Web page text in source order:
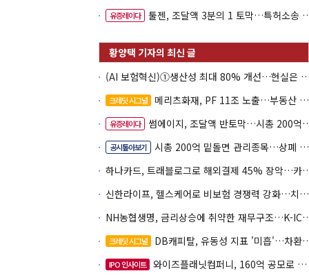
유증레이다 툴젠, 조달액 3분의 1 토막…특허소송 비용부터 챙긴다
(AI 보험혁신)①생산성 최대 80%
크레딧 시그널 메리츠화재, PF 11조 노출…부동산 사업성 저하 우려
유증레이다 썸에이지, 조달액 반토막…시총 200억 못 넘으면 철회
공시톺아보기
시총 200억 밑돌면 관리종목…상폐 피하려면
하나카드, 트래블로그로 해
신한라이프, 헬스케어로 비보험 경쟁력 강화…치매·간병 공략
NH농협생명, 금리상승에 취
크레딧 시그널 DB캐피탈, 유동성 지표 '미흡'…차환 부담 커진다
IPO 인사이트 와이즈플래닛컴퍼니, 160억 공모로 글로벌 확장